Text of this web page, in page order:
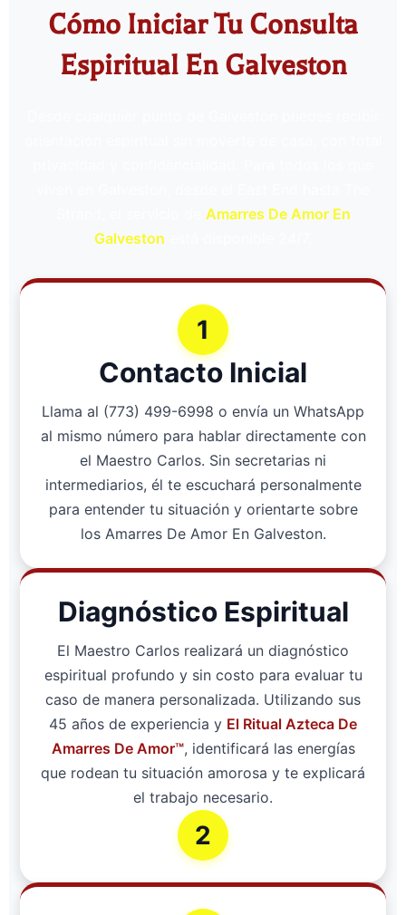
Cómo Iniciar Tu Consulta
Espiritual En Galveston
Amarres De Amor En
Galveston
1
Contacto Inicial
Llama al (773) 499-6998 o envía un WhatsApp
al mismo número para hablar directamente con
el Maestro Carlos. Sin secretarias ni
intermediarios, él te escuchará personalmente
para entender tu situación y orientarte sobre
los Amarres De Amor En Galveston.
Diagnóstico Espiritual
El Maestro Carlos realizará un diagnóstico
espiritual profundo y sin costo para evaluar tu
caso de manera personalizada. Utilizando sus
45 años de experiencia y El Ritual Azteca De
Amarres De Amor™, identificará las energías
que rodean tu situación amorosa y te explicará
el trabajo necesario.
2